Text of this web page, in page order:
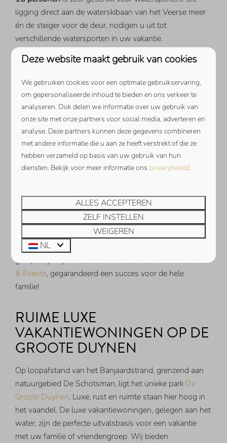
ligging direct aan de waterskibaan van het Veerse meer
én de steiger voor de deur, nodigen u uit tot
verschillende watersporten in uw vakantie.
GROEPSACCOMMODATIE
NEDERLAND
Een verblijf in één van de groepsaccommodaties in
Zeeland bij Ruiterplaat Vakanties betekent een heerlijke
vakantie voor jong en oud. In de omgeving valt van alles
te beleven. Maak een heerlijke fietstocht of lange
wandeling door de duinen en de polders of breng een
Middelburg en Veere. En wist u dat u zeehonden kunt
spotten in de Oosterschelde? Heeft u liever een actief
uitje, dan reserveert u bijMovement Sportsin
Kamperland. Zij organiseren leuke, actieve en hilarische
activiteiten op het strand en in het water. Of u boekt een
groepsuitje bijSchotsman WatersportofKanoa Outdoor
& Events, gegarandeerd een succes voor de hele
familie!
RUIME LUXE
VAKANTIEWONINGEN OP DE
GROOTE DUYNEN
Op loopafstand van het Banjaardstrand, grenzend aan
natuurgebied De Schotsman, ligt het unieke park De
Groote Duynen. Luxe, rust en ruimte staan hier hoog in
het vaandel. De luxe vakantiewoningen, gelegen aan het
water, zijn de perfecte uitvalsbasis voor een vakantie
met uw familie of vriendengroep. Wij bieden
Deze website maakt gebruik van cookies
We gebruiken cookies voor een optimale gebruikservaring,
om gepersonaliseerde inhoud te bieden en ons verkeer te
analyseren. Ook delen we informatie over uw gebruik van
onze site met onze partners voor social media, adverteren en
analyse. Deze partners kunnen deze gegevens combineren
met andere informatie die u aan ze heeft verstrekt of die ze
hebben verzameld op basis van uw gebruik van hun
diensten. Bekijk voor meer informatie ons privacybeleid.
ALLES ACCEPTEREN
ZELF INSTELLEN
WEIGEREN
NL